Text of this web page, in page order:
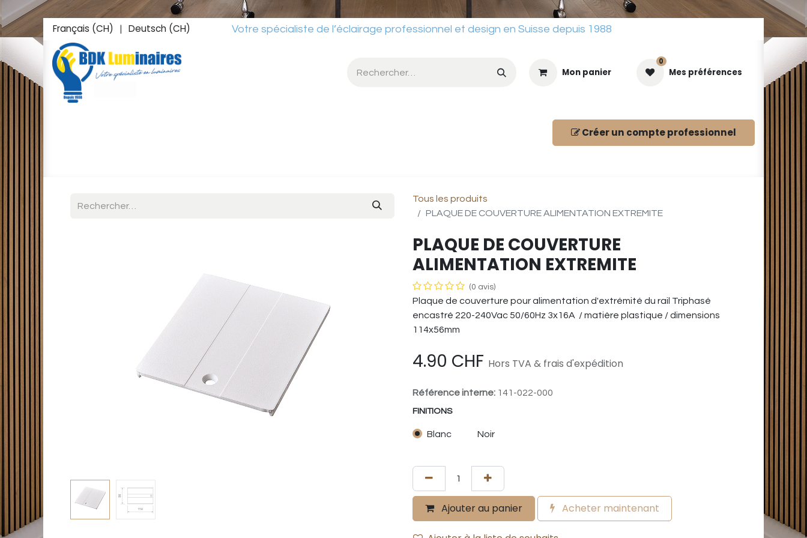
Français (CH) Deutsch (CH) Votre spécialiste de l’éclairage professionnel et design en Suisse depuis 1988
Mon panier
0
Mes préférences
Créer un compteprofessionnel
Tous les produits
PLAQUE DE COUVERTURE ALIMENTATION EXTREMITE
PLAQUE DE COUVERTURE
ALIMENTATION EXTREMITE
(0 avis)
Plaque de couverture pour alimentation d'extrémité du rail Triphasé
encastré 220-240Vac 50/60Hz 3x16A / matière plastique / dimensions
114x56mm
4.90 CHF Hors TVA & frais d'expédition
Référence interne: 141-022-000
FINITIONS
Blanc Noir
Ajouter au panier Acheter maintenant